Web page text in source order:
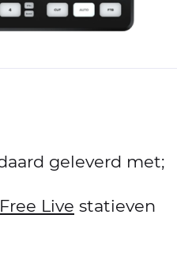
geleverd met;
Live statieven